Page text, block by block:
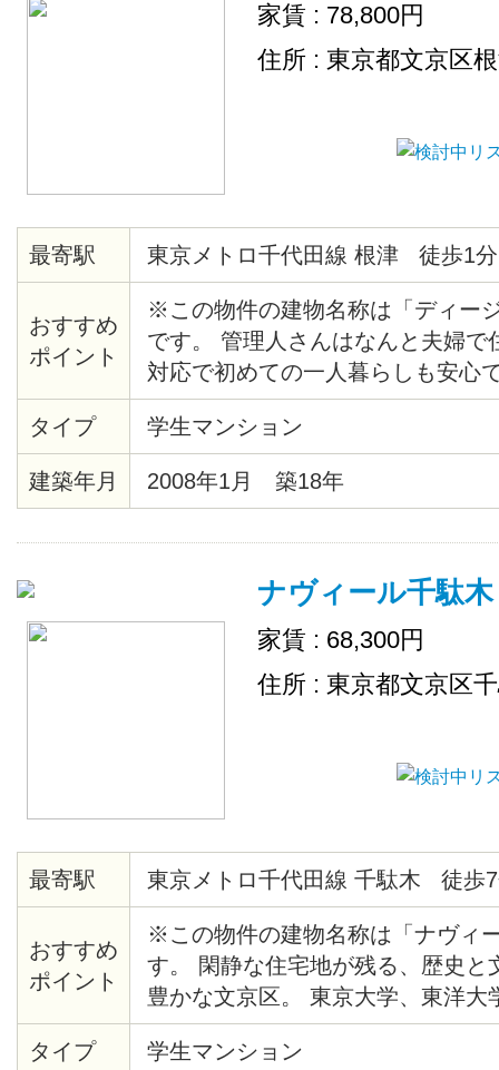
家賃 : 78,800円
住所 : 東京都文京区
最寄駅 東京メトロ千代田線 根津 徒歩1
おすすめ
ポイント
※この物件の建物名称は「ディー
です。 管理人さんはなんと夫婦で
対応で初めての一人暮らしも安心
りて地上に上がると、目の前にマ
らマンションまでの近さも魅力で
で営業しているスーパーも物件目
屋から歴史根付く根津の町を見渡
タイプ 学生マンション
建築年月 2008年1月 築18年
ナヴィール千駄木
家賃 : 68,300円
住所 : 東京都文京区
最寄駅 東京メトロ千代田線 千駄木 徒歩
おすすめ
ポイント
※この物件の建物名称は「ナヴィ
す。 閑静な住宅地が残る、歴史と
豊かな文京区。 東京大学、東洋大
手線も自転車圏内の人気エリアで
めのシンクに、その横にはまな板
タイプ 学生マンション